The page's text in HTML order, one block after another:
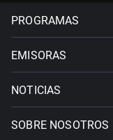
PROGRAMAS
EMISORAS
NOTICIAS
SOBRE NOSOTROS